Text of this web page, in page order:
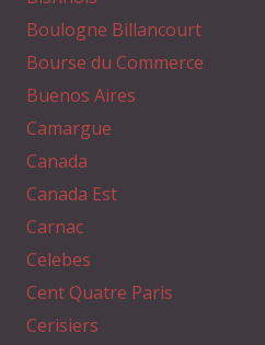
Boulogne Billancourt
Bourse du Commerce
Buenos Aires
Camargue
Canada
Canada Est
Carnac
Celebes
Cent Quatre Paris
Cerisiers